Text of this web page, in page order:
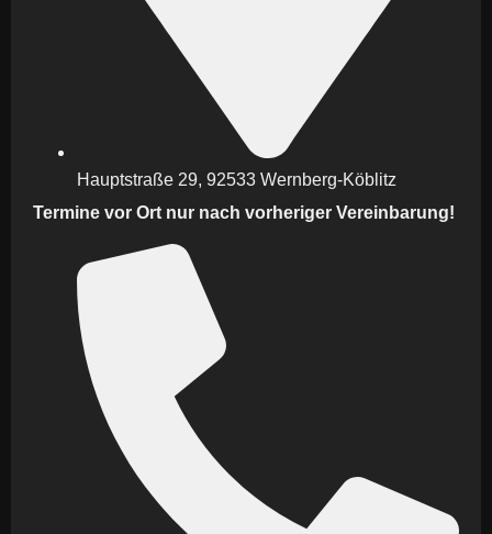
Hauptstraße 29, 92533 Wernberg-Köblitz
Termine vor Ort nur nach vorheriger Vereinbarung!